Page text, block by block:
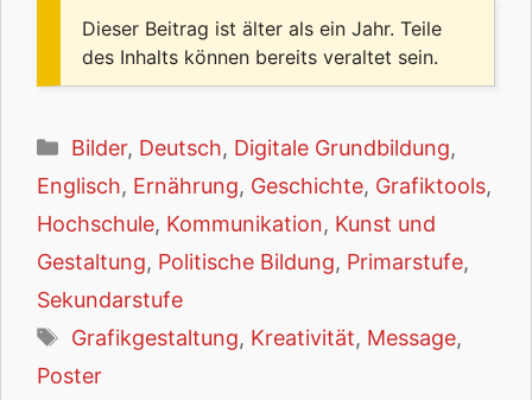
Dieser Beitrag ist älter als ein Jahr. Teile
des Inhalts können bereits veraltet sein.
Kategorien
Bilder, Deutsch, Digitale Grundbildung,
Englisch, Ernährung, Geschichte, Grafiktools,
Hochschule, Kommunikation, Kunst und
Gestaltung, Politische Bildung, Primarstufe,
Sekundarstufe
Schlagwörter
Grafikgestaltung, Kreativität, Message,
Poster